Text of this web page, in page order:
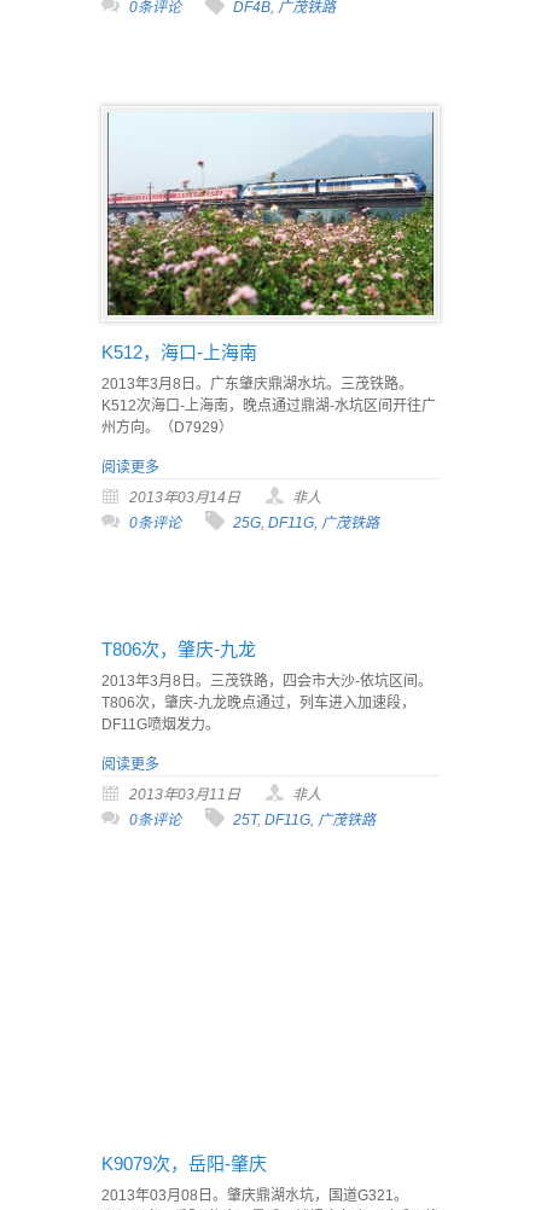
0条评论 DF4B, 广茂铁路
K512，海口-上海南
2013年3月8日。广东肇庆鼎湖水坑。三茂铁路。
K512次海口-上海南，晚点通过鼎湖-水坑区间开往广
州方向。（D7929）
阅读更多
2013年03月14日
非人
0条评论
25G DF11G 广茂铁路
T806次，肇庆-九龙
2013年3月8日。三茂铁路，四会市大沙-依坑区间。
T806次，肇庆-九龙晚点通过，列车进入加速段，
DF11G喷烟发力。
阅读更多
2013年03月11日
非人
0条评论
25T, DF11G 广茂铁路
K9079次，岳阳-肇庆
2013年03月08日。肇庆鼎湖水坑，国道G321。